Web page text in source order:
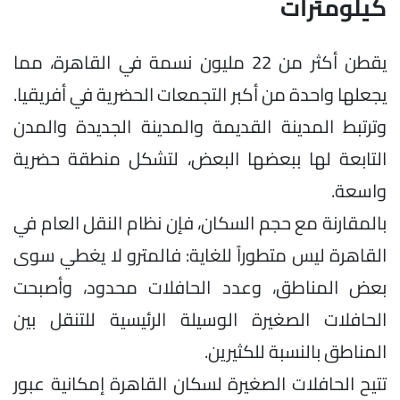
يقطن أكثر من 22 مليون نسمة في القاهرة، مما
يجعلها واحدة من أكبر التجمعات الحضرية في أفريقيا.
وترتبط المدينة القديمة والمدينة الجديدة والمدن
التابعة لها ببعضها البعض، لتشكل منطقة حضرية
واسعة.
بالمقارنة مع حجم السكان، فإن نظام النقل العام في
القاهرة ليس متطوراً للغاية: فالمترو لا يغطي سوى
بعض المناطق، وعدد الحافلات محدود، وأصبحت
الحافلات الصغيرة الوسيلة الرئيسية للتنقل بين
المناطق بالنسبة للكثيرين.
تتيح الحافلات الصغيرة لسكان القاهرة إمكانية عبور